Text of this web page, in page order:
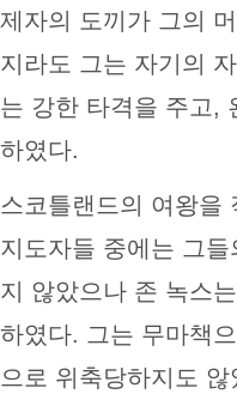
제자의 도끼가 그의
지라도 그는 자기의
는 강한 타격을 주고,
하였다.
스코틀랜드의 여왕을
지도자들 중에는 그
지 않았으나 존 녹스
하였다. 그는 무마책
으로 위축당하지도